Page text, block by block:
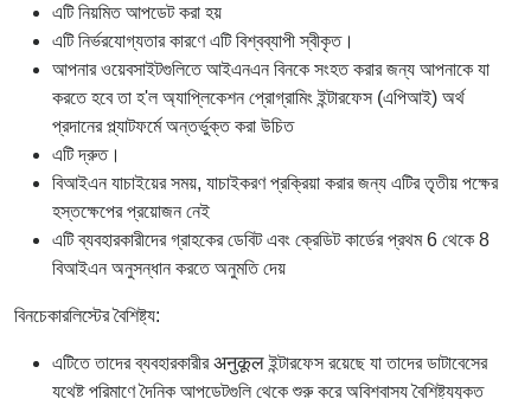
এটি নিয়মিত আপডেট করা হয়
এটি নির্ভরযোগ্যতার কারণে এটি বিশ্বব্যাপী স্বীকৃত।
আপনার ওয়েবসাইটগুলিতে আইএনএন বিনকে সংহত করার জন্য আপনাকে যা
করতে হবে তা হ'ল অ্যাপ্লিকেশন প্রোগ্রামিং ইন্টারফেস (এপিআই) অর্থ
প্রদানের প্ল্যাটফর্মে অন্তর্ভুক্ত করা উচিত
এটি দ্রুত।
বিআইএন যাচাইয়ের সময়, যাচাইকরণ প্রক্রিয়া করার জন্য এটির তৃতীয় পক্ষের
হস্তক্ষেপের প্রয়োজন নেই
এটি ব্যবহারকারীদের গ্রাহকের ডেবিট এবং ক্রেডিট কার্ডের প্রথম 6 থেকে 8
বিআইএন অনুসন্ধান করতে অনুমতি দেয়
বিনচেকারলিস্টের বৈশিষ্ট্য:
এটিতে তাদের ব্যবহারকারীর अनुकूल ইন্টারফেস রয়েছে যা তাদের ডাটাবেসের
যথেষ্ট পরিমাণে দৈনিক আপডেটগুলি থেকে শুরু করে অবিশ্বাস্য বৈশিষ্ট্যযুক্ত